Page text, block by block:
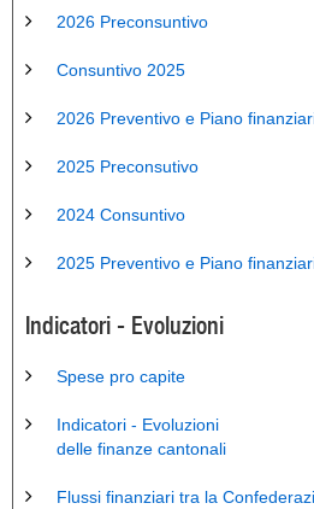
2026 Preconsuntivo
Consuntivo 2025
2026 Preventivo e Piano
2025 Preconsutivo
2024 Consuntivo
2025 Preventivo e Piano
Indicatori - Evoluzioni
Spese pro capite
Indicatori - Evoluzioni
delle finanze cantonali
Flussi finanziari tra la